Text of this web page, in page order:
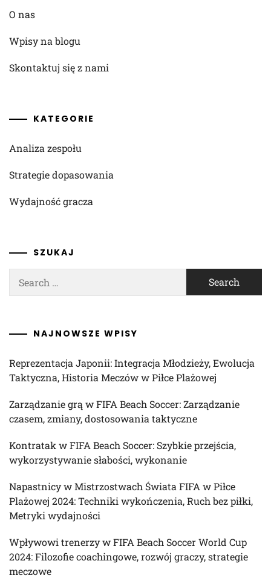
O nas
Wpisy na blogu
Skontaktuj się z nami
KATEGORIE
Analiza zespołu
Strategie dopasowania
Wydajność gracza
SZUKAJ
for:
NAJNOWSZE WPISY
Reprezentacja Japonii: Integracja Młodzieży, Ewolucja
Taktyczna, Historia Meczów w Piłce Plażowej
Zarządzanie grą w FIFA Beach Soccer: Zarządzanie
czasem, zmiany, dostosowania taktyczne
Kontratak w FIFA Beach Soccer: Szybkie przejścia,
wykorzystywanie słabości, wykonanie
Napastnicy w Mistrzostwach Świata FIFA w Piłce
Plażowej 2024: Techniki wykończenia, Ruch bez piłki,
Metryki wydajności
Wpływowi trenerzy w FIFA Beach Soccer World Cup
2024: Filozofie coachingowe, rozwój graczy, strategie
meczowe